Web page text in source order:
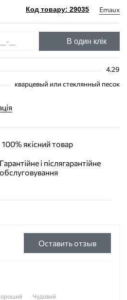
Код товару: 29035 Emaux
В один клік
4.29
кварцевый или стеклянный песок
100% якісний товар
Гарантійне і післягарантійне
обслуговування
Оставить отзыв
Чудовий